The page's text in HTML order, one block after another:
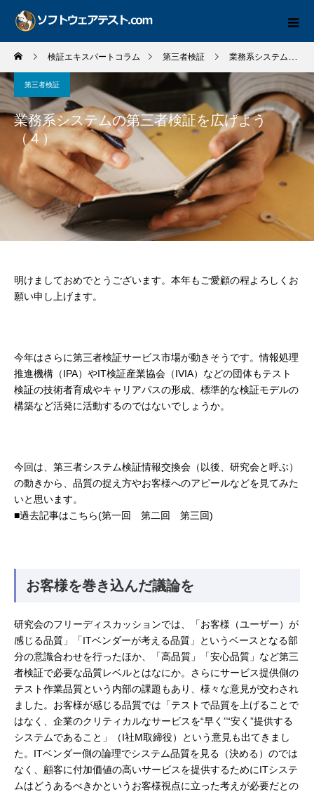
検証エキスパートコラム 第三者検証 業務系システムの第三者検証を広げよう（４）
第三者検証
業務系システムの第三者検証を広げよう
（４）
明けましておめでとうございます。本年もご愛顧の程よろしくお
願い申し上げます。
今年はさらに第三者検証サービス市場が動きそうです。情報処理
推進機構（IPA）やIT検証産業協会（IVIA）などの団体もテスト
検証の技術者育成やキャリアパスの形成、標準的な検証モデルの
構築など活発に活動するのではないでしょうか。
今回は、第三者システム検証情報交換会（以後、研究会と呼ぶ）
の動きから、品質の捉え方やお客様へのアピールなどを見てみた
いと思います。
■過去記事はこちら(第一回 第二回 第三回)
お客様を巻き込んだ議論を
研究会のフリーディスカッションでは、「お客様（ユーザー）が
感じる品質」「ITベンダーが考える品質」というベースとなる部
分の意識合わせを行ったほか、「高品質」「安心品質」など第三
者検証で必要な品質レベルとはなにか。さらにサービス提供側の
テスト作業品質という内部の課題もあり、様々な意見が交わされ
ました。お客様が感じる品質では「テストで品質を上げることで
はなく、企業のクリティカルなサービスを“早く”“安く”提供する
システムであること」（I社M取締役）という意見も出てきまし
た。ITベンダー側の論理でシステム品質を見る（決める）のでは
なく、顧客に付加価値の高いサービスを提供するためにITシステ
ムはどうあるべきかというお客様視点に立った考えが必要だとの